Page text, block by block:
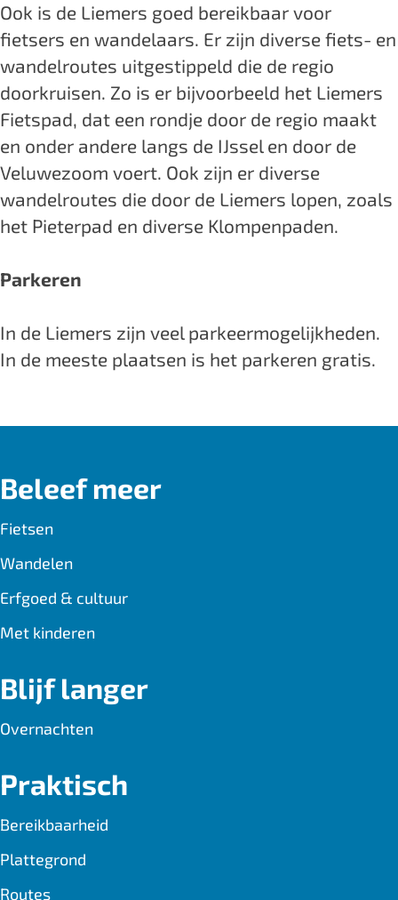
Ook is de Liemers goed bereikbaar voor
fietsers en wandelaars. Er zijn diverse fiets- en
wandelroutes uitgestippeld die de regio
doorkruisen. Zo is er bijvoorbeeld het Liemers
Fietspad, dat een rondje door de regio maakt
en onder andere langs de IJssel en door de
Veluwezoom voert. Ook zijn er diverse
wandelroutes die door de Liemers lopen, zoals
het Pieterpad en diverse Klompenpaden.
Parkeren
In de Liemers zijn veel parkeermogelijkheden.
In de meeste plaatsen is het parkeren gratis.
Beleef meer
Fietsen
Wandelen
Erfgoed & cultuur
Met kinderen
Blijf langer
Overnachten
Praktisch
Bereikbaarheid
Plattegrond
Routes